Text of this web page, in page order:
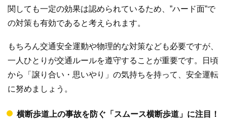
関しても一定の効果は認められているため、”ハード面”で
の対策も有効であると考えられます。
もちろん交通安全運動や物理的な対策なども必要ですが、
一人ひとりが交通ルールを遵守することが重要です。日頃
から「譲り合い・思いやり」の気持ちを持って、安全運転
に努めましょう。
横断歩道上の事故を防ぐ「スムース横断歩道」に注目！